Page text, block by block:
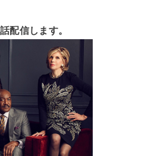
配信します。